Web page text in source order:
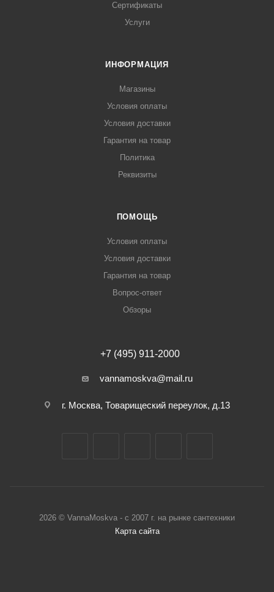
Сертификаты
Услуги
ИНФОРМАЦИЯ
Магазины
Условия оплаты
Условия доставки
Гарантия на товар
Политика
Реквизиты
ПОМОЩЬ
Условия оплаты
Условия доставки
Гарантия на товар
Вопрос-ответ
Обзоры
+7 (495) 911-2000
vannamoskva@mail.ru
г. Москва, Товарищеский переулок, д.13
2026 © VannaMoskva - с 2007 г. на рынке сантехники
Карта сайта